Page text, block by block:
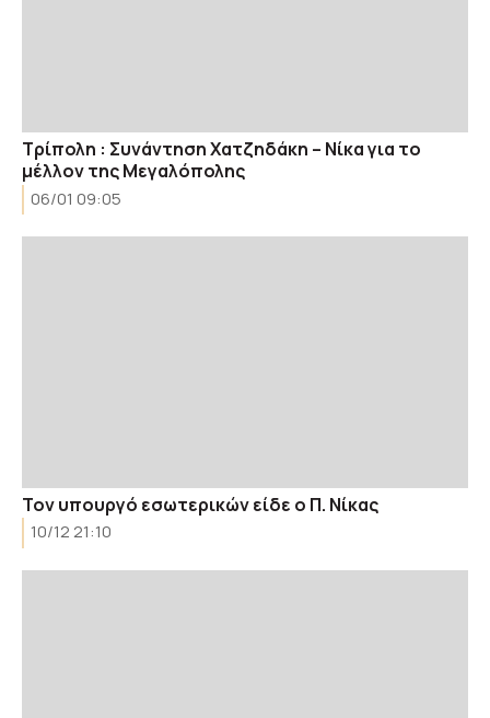
Τρίπολη : Συνάντηση Χατζηδάκη – Νίκα για το
μέλλον της Μεγαλόπολης
06/01 09:05
Τον υπουργό εσωτερικών είδε ο Π. Νίκας
10/12 21:10